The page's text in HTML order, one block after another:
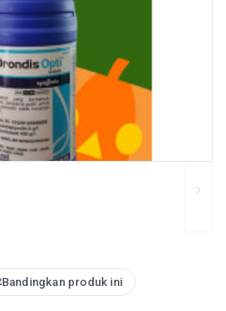
Bandingkan produk ini